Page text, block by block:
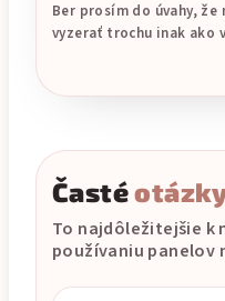
Ber prosím do úvahy,
vyzerať trochu inak ako
Časté
To najdôležitejšie k
používaniu panelov